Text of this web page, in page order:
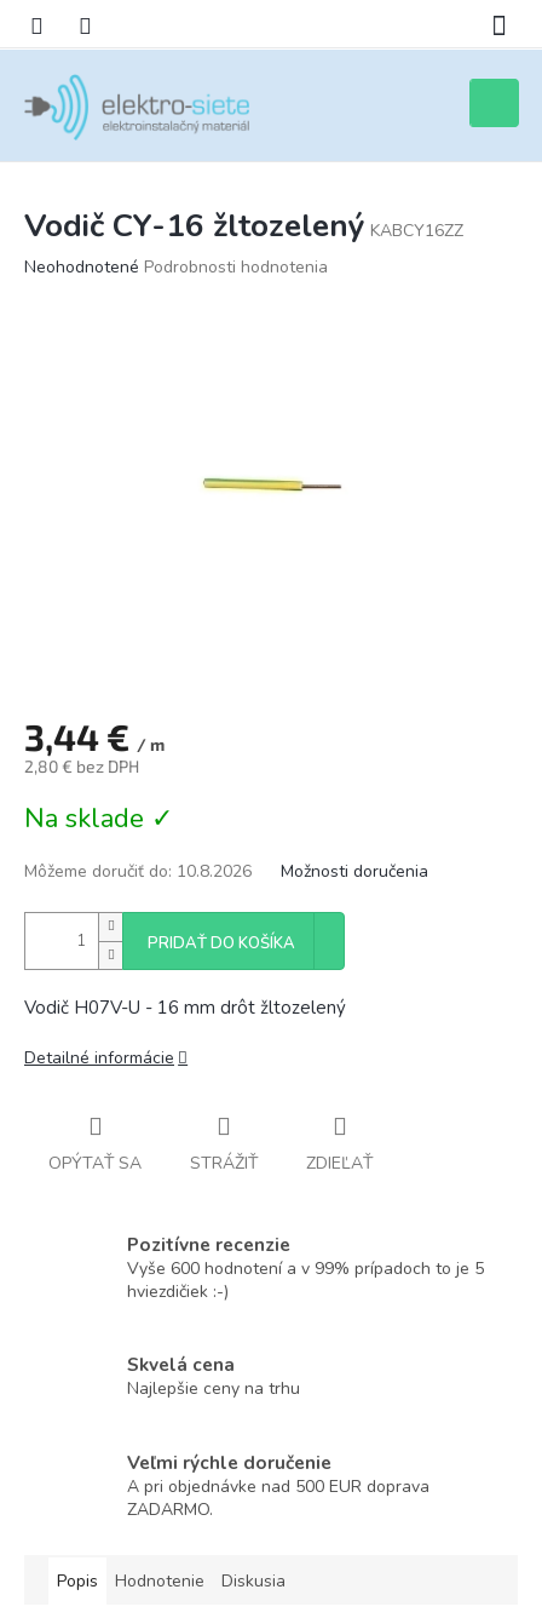
obsah
košík
Vodič CY-16 žltozelený KABCY16ZZ
Priemerné
Neohodnotené Podrobnosti hodnotenia
3,44 € / m
2,80 € bez DPH
cena:
Na sklade ✓
Môžeme doručiť do: 10.8.2026 Možnosti doručenia
PRIDAŤ DO KOŠÍKA
Vodič H07V-U - 16 mm drôt žltozelený
Detailné informácie
OPÝTAŤ SA STRÁŽIŤ ZDIEĽAŤ
Pozitívne recenzie
Vyše 600 hodnotení a v 99% prípadoch to je 5
hviezdičiek :-)
Skvelá cena
Najlepšie ceny na trhu
Veľmi rýchle doručenie
A pri objednávke nad 500 EUR doprava
ZADARMO.
Popis Hodnotenie Diskusia